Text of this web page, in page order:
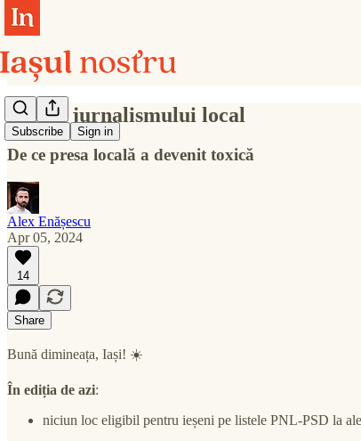
Subscribe Sign in
Starea jurnalismului local
De ce presa locală a devenit toxică
Alex Enășescu
Apr 05, 2024
14
Share
Bună dimineața, Iași! ☀️
În ediția de azi:
niciun loc eligibil pentru ieșeni pe listele PNL-PSD la